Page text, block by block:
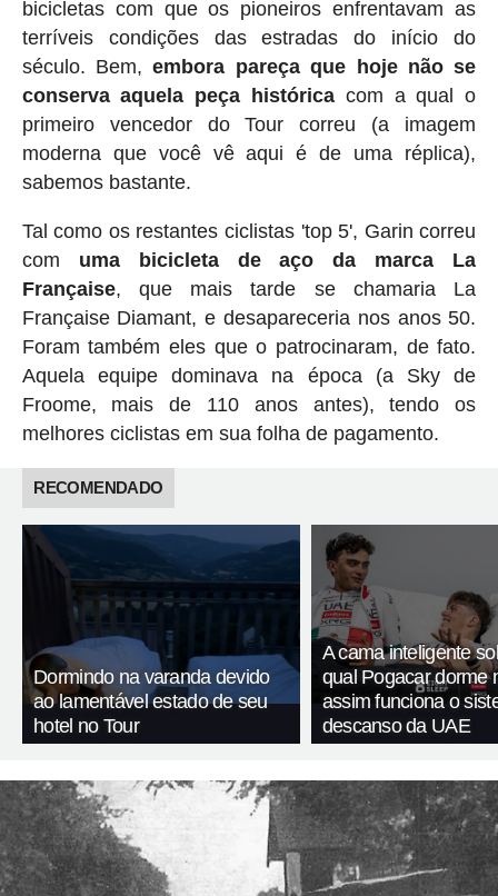
bicicletas com que os pioneiros enfrentavam as
terríveis condições das estradas do início do
século. Bem,embora pareça que hoje não se
conserva aquela peça histórica com a qual o
primeiro vencedor do Tour correu (a imagem
moderna que você vê aqui é de uma réplica),
sabemos bastante.
Tal como os restantes ciclistas 'top 5', Garin correu
com uma bicicleta de aço da marca La
Française, que mais tarde se chamaria La
Française Diamant, e desapareceria nos anos 50.
Foram também eles que o patrocinaram, de fato.
Aquela equipe dominava na época (a Sky de
Froome, mais de 110 anos antes), tendo os
melhores ciclistas em sua folha de pagamento.
RECOMENDADO
Dormindo na varanda devido
ao lamentável estado de seu
hotel no Tour
A cama inteligente
qual Pogacar dorme
assim funciona o
descanso da UAE